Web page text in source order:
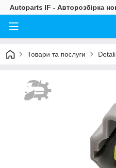
Autoparts IF - Авторозбірка
Товари та послуги